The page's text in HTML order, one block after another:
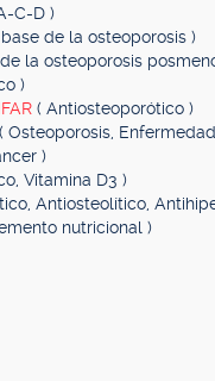
C-D )
de la osteoporosis )
la osteoporosis
)
( Antiosteoporótico )
( Osteoporosis,
)
Vitamina D3 )
Antiosteolítico,
nutricional )